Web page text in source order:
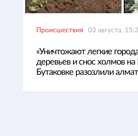
Происшествия 03 августа,
«Уничтожают легкие
деревьев и снос холмов
Бутаковке разозлили